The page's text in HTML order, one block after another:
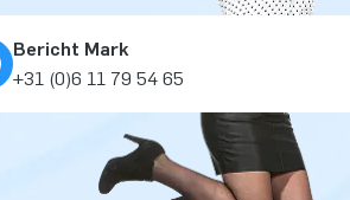
Bericht Mark
+31 (0)6 11 79 54 65